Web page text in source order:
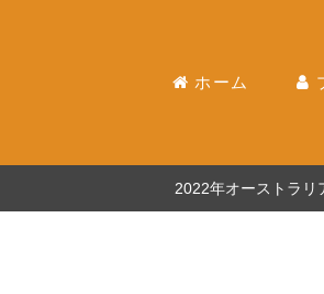
ホーム
2022年オーストラリ